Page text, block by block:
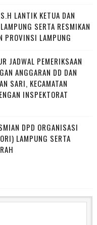
LANTIK KETUA DAN
SERTA RESMIKAN
PROVINSI LAMPUNG
JADWAL PEMERIKSAAN
ANGGARAN DD DAN
SARI, KECAMATAN
INSPEKTORAT
DPD ORGANISASI
LAMPUNG SERTA